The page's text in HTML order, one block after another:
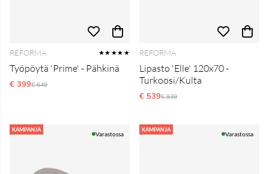
REFORMA ★★★★★
Työpöytä 'Prime' - Pähkinä
€ 399Normaali hinta
€ 649
REFORMA
Lipasto 'Elle' 120x70 -
Turkoosi/Kulta
€ 539Normaali hinta
€ 939
KAMPANJA
Varastossa
KAMPANJA
Varastossa